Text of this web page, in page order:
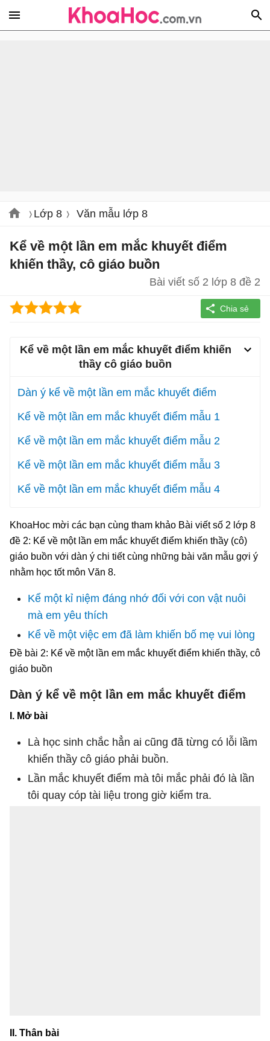
Lớp 8 Văn mẫu lớp 8
Kể về một lần em mắc khuyết điểm
khiến thầy, cô giáo buồn
Bài viết số 2 lớp 8 đề 2
Kể về một lần em mắc khuyết điểm khiến
thầy cô giáo buồn
Dàn ý kể về một lần em mắc khuyết điểm
Kể về một lần em mắc khuyết điểm mẫu 1
Kể về một lần em mắc khuyết điểm mẫu 2
Kể về một lần em mắc khuyết điểm mẫu 3
Kể về một lần em mắc khuyết điểm mẫu 4
KhoaHoc mời các bạn cùng tham khảo Bài viết số 2 lớp 8
đề 2: Kể về một lần em mắc khuyết điểm khiến thầy (cô)
giáo buồn với dàn ý chi tiết cùng những bài văn mẫu gợi ý
nhằm học tốt môn Văn 8.
Kể một kỉ niệm đáng nhớ đối với con vật nuôi
mà em yêu thích
Kể về một việc em đã làm khiến bố mẹ vui lòng
Đề bài 2: Kể về một lần em mắc khuyết điểm khiến thầy, cô
giáo buồn
Dàn ý kể về một lần em mắc khuyết điểm
I. Mở bài
Là học sinh chắc hẳn ai cũng đã từng có lỗi lầm
khiến thầy cô giáo phải buồn.
Lần mắc khuyết điểm mà tôi mắc phải đó là lần
tôi quay cóp tài liệu trong giờ kiểm tra.
II. Thân bài